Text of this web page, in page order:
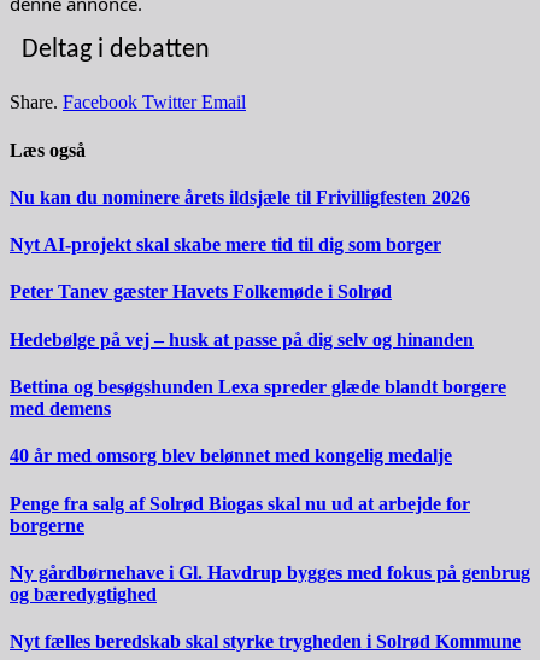
Deltag i debatten
Share. Facebook Twitter Email
Læs også
Nu kan du nominere årets ildsjæle til Frivilligfesten 2026
Nyt AI-projekt skal skabe mere tid til dig som borger
Peter Tanev gæster Havets Folkemøde i Solrød
Hedebølge på vej – husk at passe på dig selv og hinanden
Bettina og besøgshunden Lexa spreder glæde blandt borgere
med demens
40 år med omsorg blev belønnet med kongelig medalje
Penge fra salg af Solrød Biogas skal nu ud at arbejde for
borgerne
Ny gårdbørnehave i Gl. Havdrup bygges med fokus på genbrug
og bæredygtighed
Nyt fælles beredskab skal styrke trygheden i Solrød Kommune